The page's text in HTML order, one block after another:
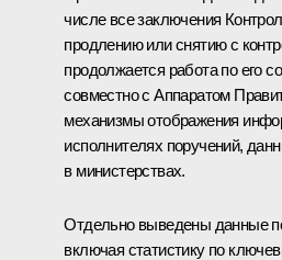
числе все заключения
продлению или снятию с
продолжается работа по его
совместно с Аппаратом
механизмы отображения
исполнителях поручений,
в министерствах.
Отдельно выведены данные
включая статистику по